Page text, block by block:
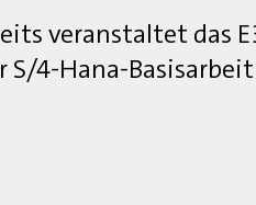
veranstaltet das
S/4-Hana-